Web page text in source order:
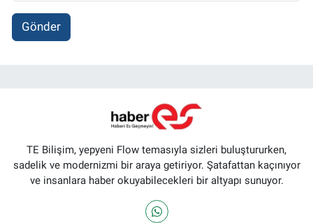
Gönder
TE Bilişim, yepyeni Flow temasıyla sizleri buluştururken,
sadelik ve modernizmi bir araya getiriyor. Şatafattan kaçınıyor
ve insanlara haber okuyabilecekleri bir altyapı sunuyor.